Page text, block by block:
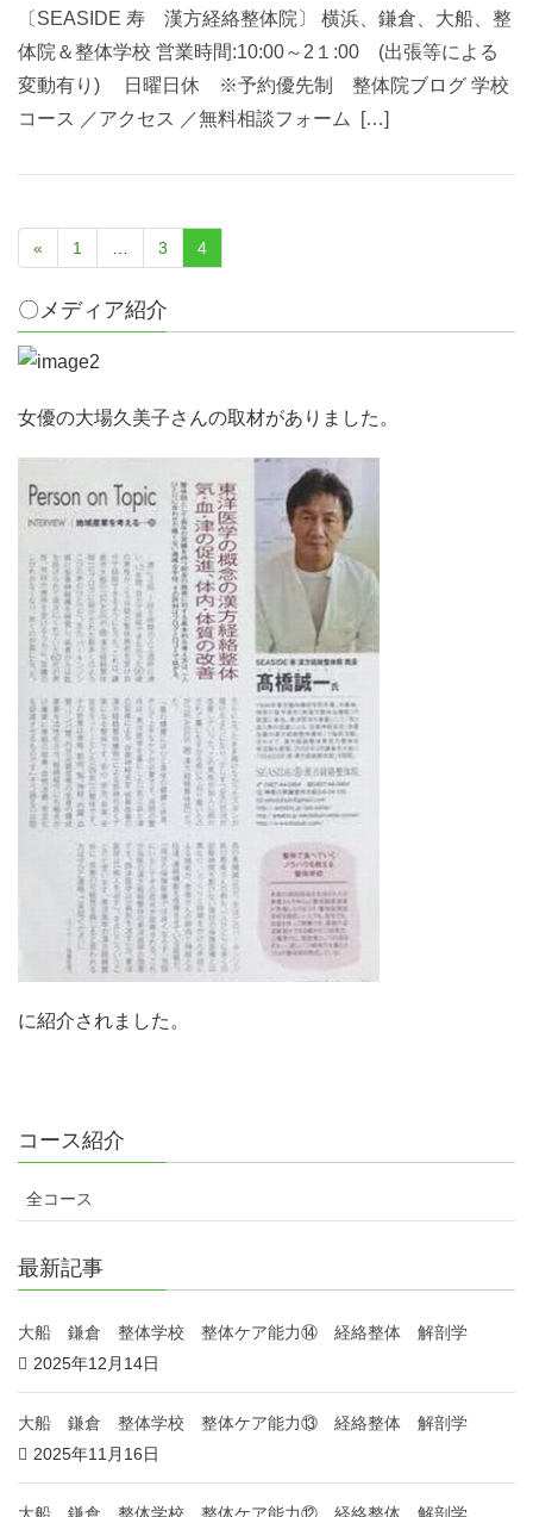
〔SEASIDE 寿 漢方経絡整体院〕 横浜、鎌倉、大船、整
体院＆整体学校 営業時間:10:00～2１:00 (出張等による
変動有り) 日曜日休 ※予約優先制 整体院ブログ 学校
コース ／アクセス ／無料相談フォーム […]
« 1 3 4
〇メディア紹介
女優の大場久美子さんの取材がありました。
に紹介されました。
コース紹介
全コース
最新記事
大船 鎌倉 整体学校 整体ケア能力⑭ 経絡整体 解剖学
2025年12月14日
大船 鎌倉 整体学校 整体ケア能力⑬ 経絡整体 解剖学
2025年11月16日